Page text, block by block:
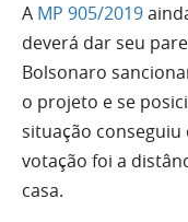
A MP 905/2019
deverá dar seu
Bolsonaro
o projeto e se
situação conseguiu
votação foi a
casa.